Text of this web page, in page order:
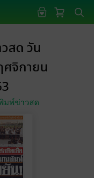
สด วัน
จิกายน
มพ์ข่าวสด